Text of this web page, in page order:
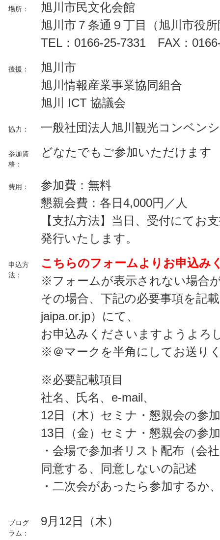
場所：
旭川市民文化会館
旭川市７条通９丁目（旭川市役
TEL：0166-25-7331 FAX：
後援：
旭川市
旭川情報産業事業協同組合
旭川 ICT 協議会
協力： 一般社団法人旭川観光コンベン
参加資
格：
どなたでもご参加いただけます
費用：
参加費：無料
懇親会費：各日4,000円／人
【支払方法】当日、受付にてお
発行いたします。
申込方
法：
こちらのフォームよりお申込み
※フォームが表示されない場合
その場合、下記の必要事項を記
jaipa.or.jp）にて、
お申込みくださいますようよろ
※＠マークを半角にしてお送り
※必要記載項目
社名、氏名、e-mail、
12日（木）セミナ・懇親会の参
13日（金）セミナ・懇親会の参
・会場で参加者リスト配布（会
同意する、同意しないの記述
・二次会があったら参加するか
プログ
ラム：
9月12日（木）